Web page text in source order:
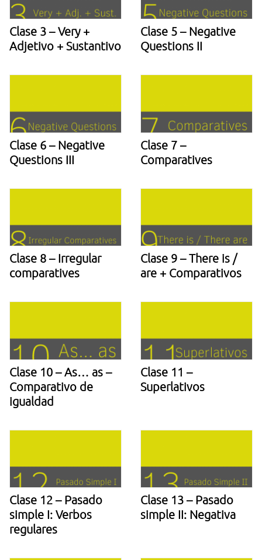
Clase 3 – Very +
Adjetivo + Sustantivo
Clase 5 – Negative
Questions II
Clase 6 – Negative
Questions III
Clase 7 –
Comparatives
Clase 8 – Irregular
comparatives
Clase 9 – There is /
are + Comparativos
Clase 10 – As… as –
Comparativo de
igualdad
Clase 11 –
Superlativos
Clase 12 – Pasado
simple I: Verbos
regulares
Clase 13 – Pasado
simple II: Negativa